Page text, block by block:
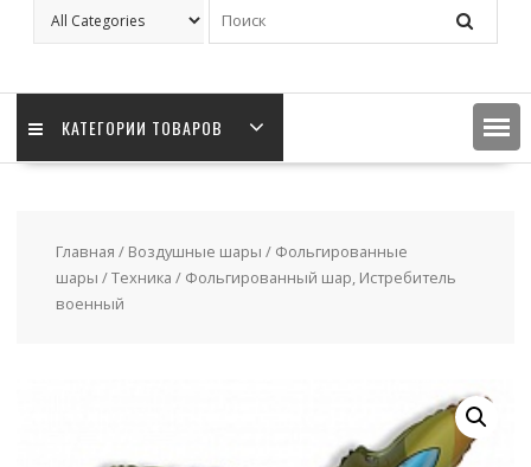
КАТЕГОРИИ ТОВАРОВ
Главная / Воздушные шары / Фольгированные
шары /Техника / Фольгированный шар, Истребитель
военный